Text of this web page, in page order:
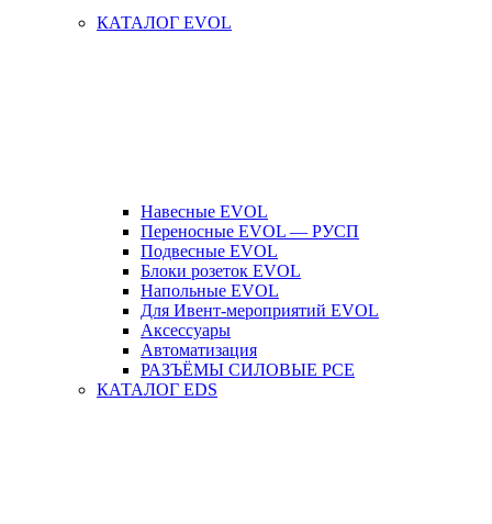
КАТАЛОГ EVOL
Навесные EVOL
Переносные EVOL — РУСП
Подвесные EVOL
Блоки розеток EVOL
Напольные EVOL
Для Ивент-мероприятий EVOL
Аксессуары
Автоматизация
РАЗЪЁМЫ СИЛОВЫЕ PCE
КАТАЛОГ EDS